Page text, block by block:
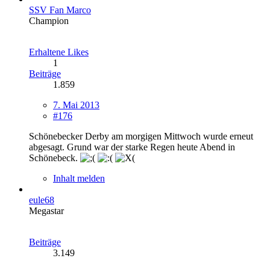
SSV Fan Marco
Champion
Erhaltene Likes
1
Beiträge
1.859
7. Mai 2013
#176
Schönebecker Derby am morgigen Mittwoch wurde erneut
abgesagt. Grund war der starke Regen heute Abend in
Schönebeck.
Inhalt melden
eule68
Megastar
Beiträge
3.149